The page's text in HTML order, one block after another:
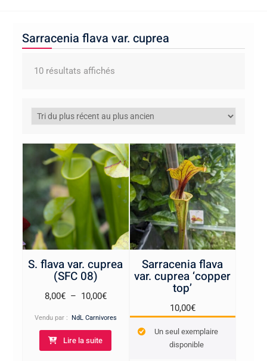
Sarracenia flava var. cuprea
10 résultats affichésTrié
récent
au
ancien
S. flava var. cuprea
(SFC 08)
8,00€ – 10,00€Plage
Vendu par : NdL Carnivores
Lire la suite
Sarracenia flava
var. cuprea ‘copper
top’
10,00€
Un seul exemplaire
disponible